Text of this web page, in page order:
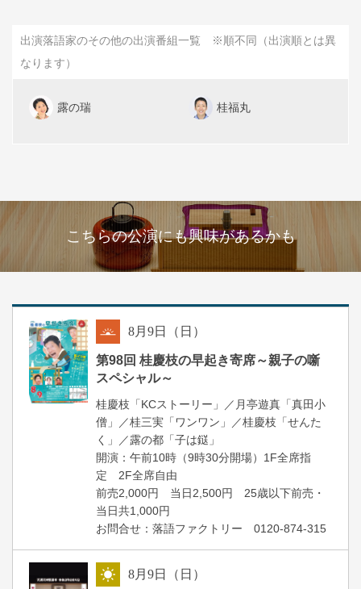
出演落語家のその他の出演番組一覧 ※順不同（出演順とは異
なります）
露の瑞 桂福丸
こちらの公演にも興味があるかも
8月9日（日）
第98回 桂慶枝の早起き寄席～親子の噺
スペシャル～
桂慶枝「KCストーリー」／月亭遊真「真田小
僧」／桂三実「ワンワン」／桂慶枝「せんた
く」／露の都「子は鎹」
開演：午前10時（9時30分開場）1F全席指
定 2F全席自由
前売2,000円 当日2,500円 25歳以下前売・
当日共1,000円
お問合せ：落語ファクトリー 0120-874-315
8月9日（日）